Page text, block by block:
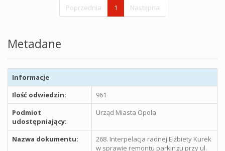
Poprzednia
1 Następna
Metadane
Informacje
Ilość odwiedzin:
961
Podmiot
udostępniający:
Urząd Miasta Opola
Nazwa dokumentu:
268. Interpelacja radnej Elżbiety Kurek
w sprawie remontu parkingu przy ul.